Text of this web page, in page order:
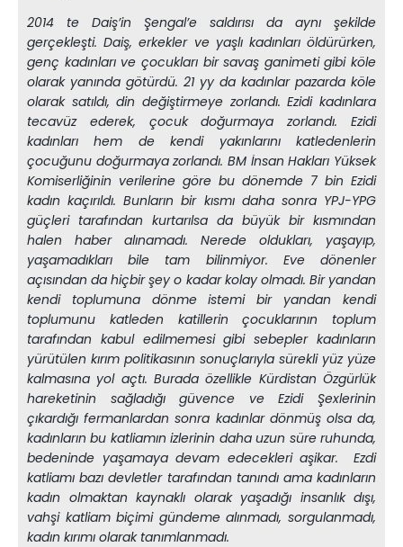
2014 te Daiş’in Şengal’e saldırısı da aynı şekilde
gerçekleşti. Daiş, erkekler ve yaşlı kadınları öldürürken,
genç kadınları ve çocukları bir savaş ganimeti gibi köle
olarak yanında götürdü. 21 yy da kadınlar pazarda köle
olarak satıldı, din değiştirmeye zorlandı. Ezidi kadınlara
tecavüz ederek, çocuk doğurmaya zorlandı. Ezidi
kadınları hem de kendi yakınlarını katledenlerin
çocuğunu doğurmaya zorlandı. BM İnsan Hakları Yüksek
Komiserliğinin verilerine göre bu dönemde 7 bin Ezidi
kadın kaçırıldı. Bunların bir kısmı daha sonra YPJ-YPG
güçleri tarafından kurtarılsa da büyük bir kısmından
halen haber alınamadı. Nerede oldukları, yaşayıp,
yaşamadıkları bile tam bilinmiyor. Eve dönenler
açısından da hiçbir şey o kadar kolay olmadı. Bir yandan
kendi toplumuna dönme istemi bir yandan kendi
toplumunu katleden katillerin çocuklarının toplum
tarafından kabul edilmemesi gibi sebepler kadınların
yürütülen kırım politikasının sonuçlarıyla sürekli yüz yüze
kalmasına yol açtı. Burada özellikle Kürdistan Özgürlük
hareketinin sağladığı güvence ve Ezidi Şexlerinin
çıkardığı fermanlardan sonra kadınlar dönmüş olsa da,
kadınların bu katliamın izlerinin daha uzun süre ruhunda,
bedeninde yaşamaya devam edecekleri aşikar. Ezdi
katliamı bazı devletler tarafından tanındı ama kadınların
kadın olmaktan kaynaklı olarak yaşadığı insanlık dışı,
vahşi katliam biçimi gündeme alınmadı, sorgulanmadı,
kadın kırımı olarak tanımlanmadı.